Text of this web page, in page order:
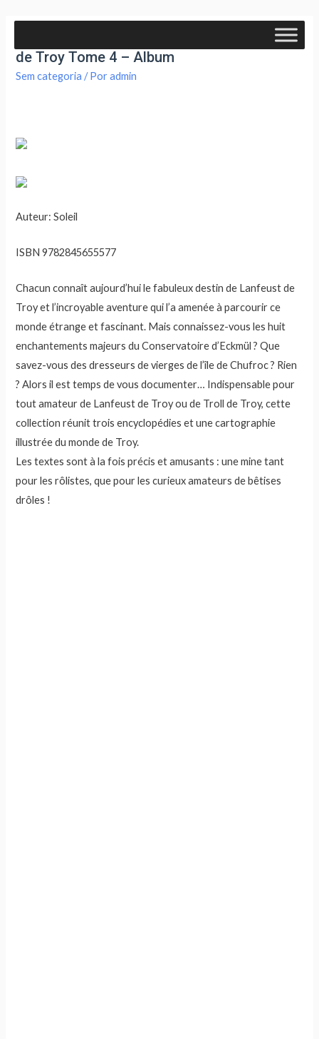
Ebook Encyclopédie anarchique du monde
de Troy Tome 4 – Album
Sem categoria / Poradmin
Auteur: Soleil
ISBN 9782845655577
Chacun connaît aujourd’hui le fabuleux destin de Lanfeust de
Troy et l’incroyable aventure qui l’a amenée à parcourir ce
monde étrange et fascinant. Mais connaissez-vous les huit
enchantements majeurs du Conservatoire d’Eckmül ? Que
savez-vous des dresseurs de vierges de l’île de Chufroc ? Rien
? Alors il est temps de vous documenter… Indispensable pour
tout amateur de Lanfeust de Troy ou de Troll de Troy, cette
collection réunit trois encyclopédies et une cartographie
illustrée du monde de Troy.
Les textes sont à la fois précis et amusants : une mine tant
pour les rôlistes, que pour les curieux amateurs de bêtises
drôles !